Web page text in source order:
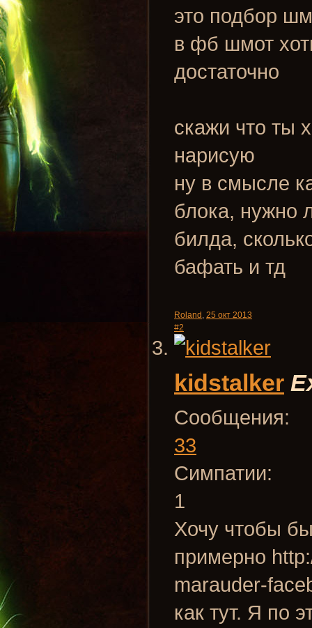
это подбор
в фб шмот
достаточно
скажи что ты
нарисую
ну в смысле
блока, нужно
билда,
бафать и тд
Roland , 25 окт 2013
#2
kidstalker
Сообщения:
33
Симпатии:
1
Хочу чтобы
примерно
marauder-
как тут. Я по